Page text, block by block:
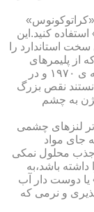
کنید.این
استاندارد را
از پلیمرهای
نفوذپذیر به اکسیژن ساخته شده اند،در اواخر دهه ی ۱۹۷۰ و در
شدند و توانستند نقص بزرگ
به چشم
لنزهای چشمی
جای مواد
جذب محلول نمکی
باشد،به
یا دوست دار آب
و نرمی که